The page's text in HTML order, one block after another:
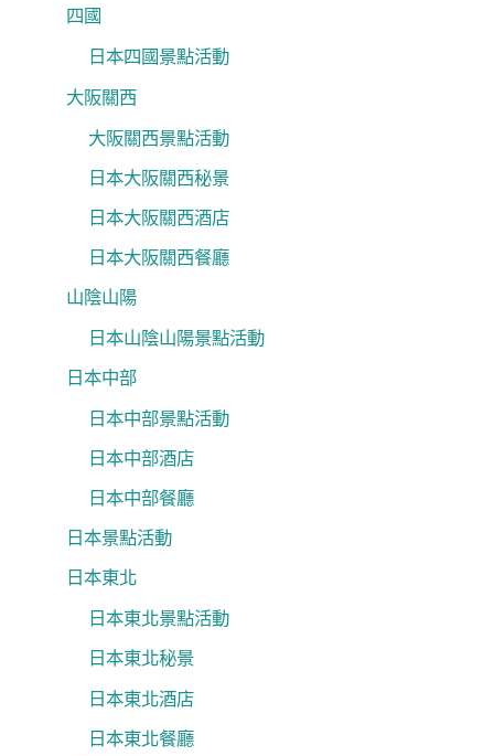
四國
日本四國景點活動
大阪關西
大阪關西景點活動
日本大阪關西秘景
日本大阪關西酒店
日本大阪關西餐廳
山陰山陽
日本山陰山陽景點活動
日本中部
日本中部景點活動
日本中部酒店
日本中部餐廳
日本景點活動
日本東北
日本東北景點活動
日本東北秘景
日本東北酒店
日本東北餐廳